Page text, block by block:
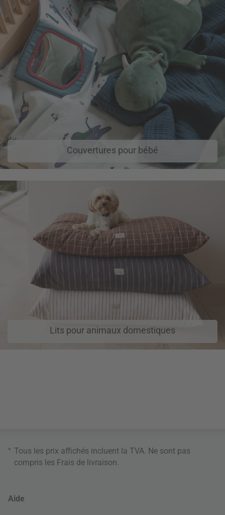
Couvertures pour bébé
Lits pour animaux domestiques
* Tous les prix affichés incluent la TVA. Ne sont pas
compris les Frais de livraison.
Aide